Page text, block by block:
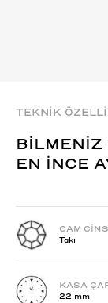
TEKNİK
BİLMENİZ
EN İNCE
CAM
Takı
KASA
22 mm